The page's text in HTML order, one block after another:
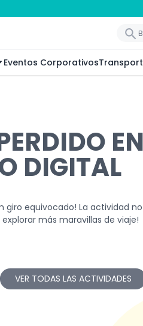
Eventos Corporativos
DIGITAL
giro equivocado! La actividad
explorar más maravillas de viaje!
VER TODAS LAS ACTIVIDADES